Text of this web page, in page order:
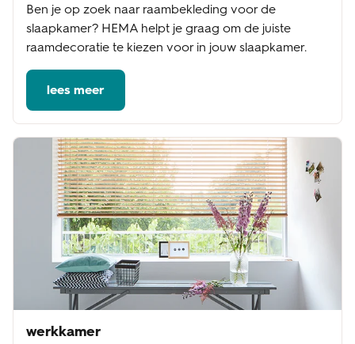
Ben je op zoek naar raambekleding voor de
slaapkamer? HEMA helpt je graag om de juiste
raamdecoratie te kiezen voor in jouw slaapkamer.
lees meer
werkkamer